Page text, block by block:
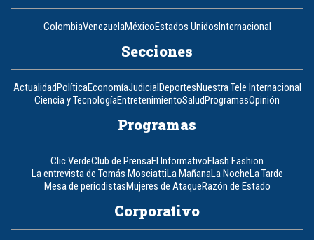
ColombiaVenezuelaMéxicoEstados UnidosInternacional
Secciones
ActualidadPolíticaEconomíaJudicialDeportesNuestra Tele Internacional
Ciencia y TecnologíaEntretenimientoSaludProgramasOpinión
Programas
Clic VerdeClub de PrensaEl InformativoFlash Fashion
La entrevista de Tomás MosciattiLa MañanaLa NocheLa Tarde
Mesa de periodistasMujeres de AtaqueRazón de Estado
Corporativo